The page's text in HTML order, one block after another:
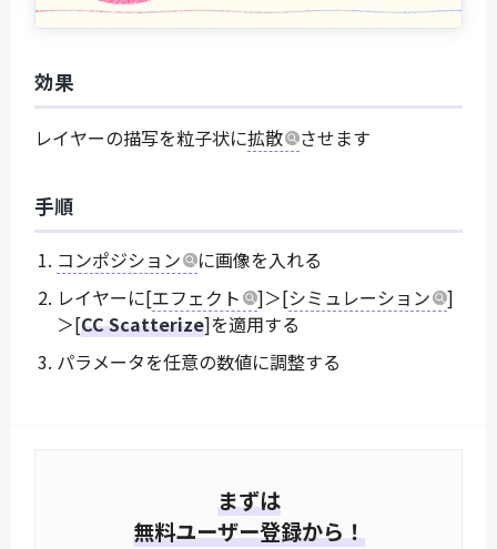
効果
レイヤーの描写を粒子状に拡散 させます
手順
コンポジション
に画像を入れる
レイヤーに[エフェクト ]＞[シミュレーション
]
＞[CC Scatterize]を適用する
パラメータを任意の数値に調整する
まずは
無料ユーザー登録から！